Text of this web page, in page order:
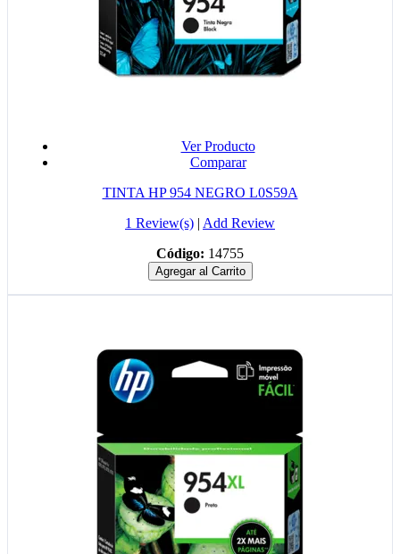
Ver Producto
Comparar
TINTA HP 954 NEGRO L0S59A
1 Review(s) | Add Review
Código: 14755
Agregar al Carrito